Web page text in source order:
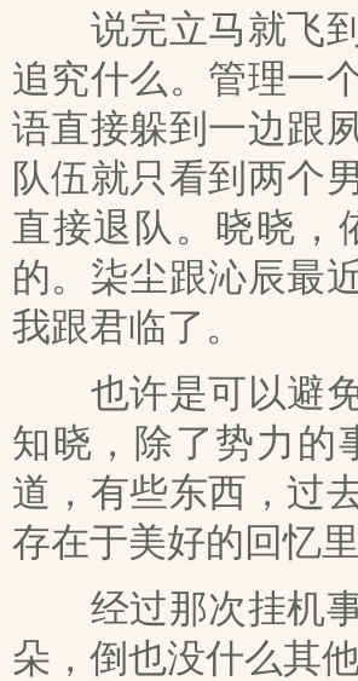
说完立马就飞到
追究什么。管理一
语直接躲到一边跟
队伍就只看到两个
直接退队。晓晓，
的。柒尘跟沁辰最
我跟君临了。
也许是可以避免
知晓，除了势力的
道，有些东西，过
存在于美好的回忆
经过那次挂机事
朵，倒也没什么其